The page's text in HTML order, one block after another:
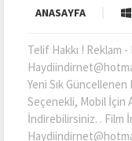
ANASAYFA
Telif Hakkı ! Reklam
Yeni Sık
Seçenekli, Mobil İçin
İndirebilirsiniz. . Film